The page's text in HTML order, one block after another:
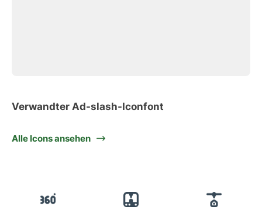
Verwandter Ad-slash-Iconfont
Alle Icons ansehen